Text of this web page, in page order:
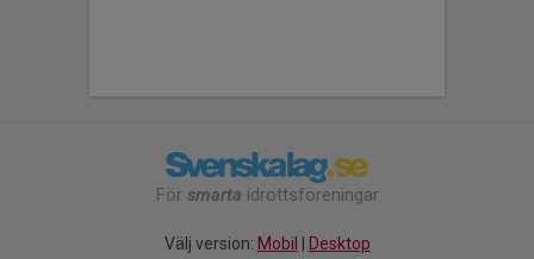
För smarta idrottsföreningar
Välj version: Mobil | Desktop